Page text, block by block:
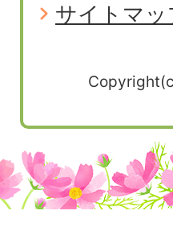
サイトマッ